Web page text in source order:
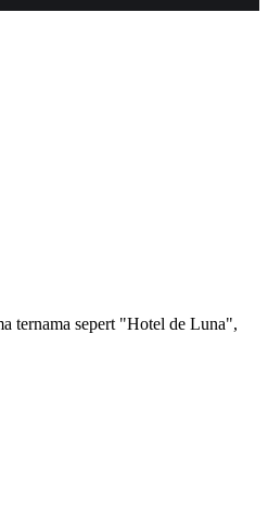
ternama sepert "Hotel de Luna",